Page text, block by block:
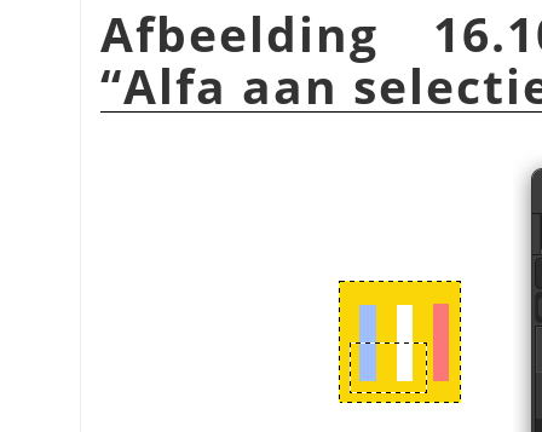
Afbeelding
“Alfa aan